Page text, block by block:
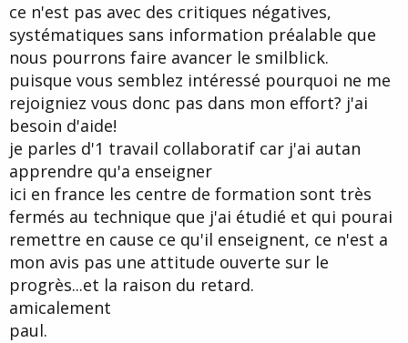
ce n'est pas avec des critiques négatives,
systématiques sans information préalable que
nous pourrons faire avancer le smilblick.
puisque vous semblez intéressé pourquoi ne me
rejoigniez vous donc pas dans mon effort? j'ai
besoin d'aide!
je parles d'1 travail collaboratif car j'ai autan
apprendre qu'a enseigner
ici en france les centre de formation sont très
fermés au technique que j'ai étudié et qui pourai
remettre en cause ce qu'il enseignent, ce n'est a
mon avis pas une attitude ouverte sur le
progrès...et la raison du retard.
amicalement
paul.